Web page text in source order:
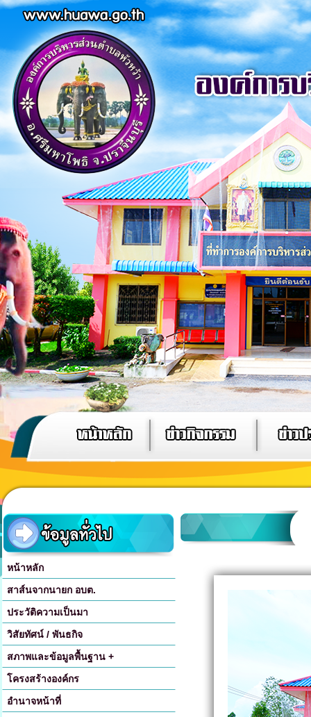
หน้าหลัก
สาส์นจากนายก อบต.
ประวัติความเป็นมา
วิสัยทัศน์ / พันธกิจ
สภาพและข้อมูลพื้นฐาน +
โครงสร้างองค์กร
อำนาจหน้าที่